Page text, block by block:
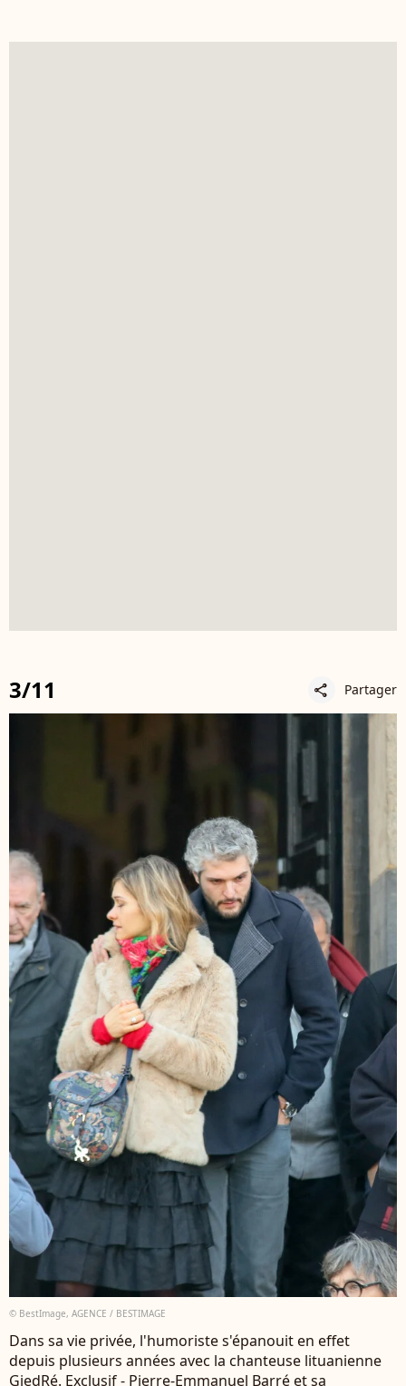
3/11 share Partager
© BestImage, AGENCE / BESTIMAGE
Dans sa vie privée, l'humoriste s'épanouit en effet
depuis plusieurs années avec la chanteuse lituanienne
GiedRé. Exclusif - Pierre-Emmanuel Barré et sa